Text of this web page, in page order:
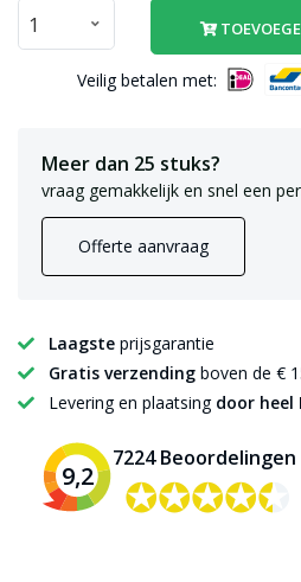
Veilig betalen met:
Meer dan 25 stuks?
vraag gemakkelijk en snel een
Offerte aanvraag
Laagste prijsgarantie
Gratis verzending boven de €
Levering en plaatsing door heel
9,2
7224 Beoordelingen
✪✪✪✪✪
✪✪✪✪✪